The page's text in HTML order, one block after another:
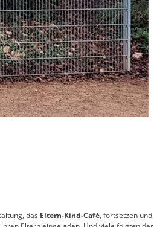
das Eltern-Kind-Café, fortsetzen und